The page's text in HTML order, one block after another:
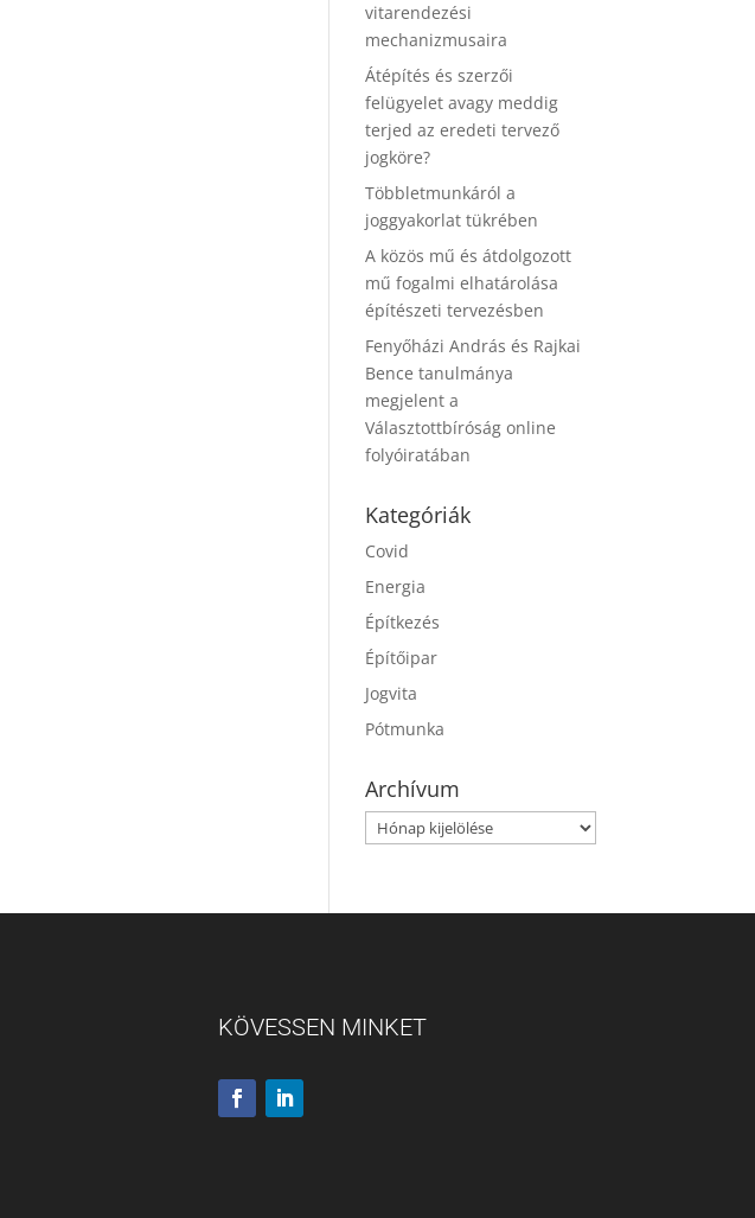
vitarendezési
mechanizmusaira
Átépítés és szerzői
felügyelet avagy meddig
terjed az eredeti tervező
jogköre?
Többletmunkáról a
joggyakorlat tükrében
A közös mű és átdolgozott
mű fogalmi elhatárolása
építészeti tervezésben
Fenyőházi András és Rajkai
Bence tanulmánya
megjelent a
Választottbíróság online
folyóiratában
Kategóriák
Covid
Energia
Építkezés
Építőipar
Jogvita
Pótmunka
Archívum
Archívum
KÖVESSEN MINKET